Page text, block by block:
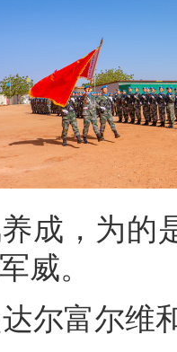
，为的是
威。
富尔维